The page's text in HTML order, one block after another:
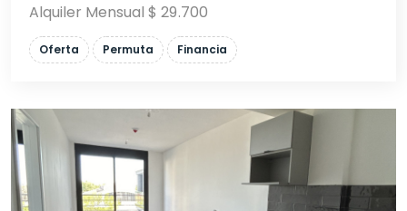
Alquiler Mensual $ 29.700
Oferta Permuta Financia